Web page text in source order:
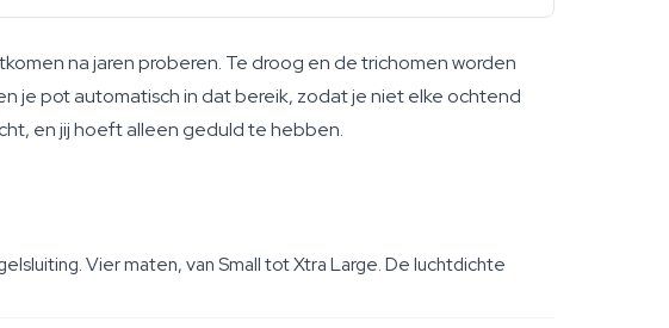
na jaren proberen. Te droog en de trichomen worden
je pot automatisch in dat bereik, zodat je niet elke ochtend
en jij hoeft alleen geduld te hebben.
Vier maten, van Small tot Xtra Large. De luchtdichte